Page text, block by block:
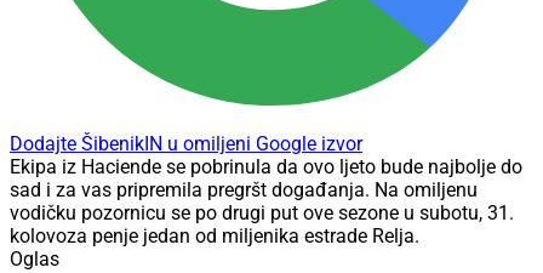
Dodajte ŠibenikIN u omiljeni Google izvor
Ekipa iz Haciende se pobrinula da ovo ljeto bude najbolje do
sad i za vas pripremila pregršt događanja. Na omiljenu
vodičku pozornicu se po drugi put ove sezone u subotu, 31.
kolovoza penje jedan od miljenika estrade Relja.
Oglas